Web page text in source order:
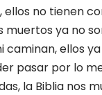
no tienen
muertos ya no
caminan, ellos
pasar por lo
la Biblia nos